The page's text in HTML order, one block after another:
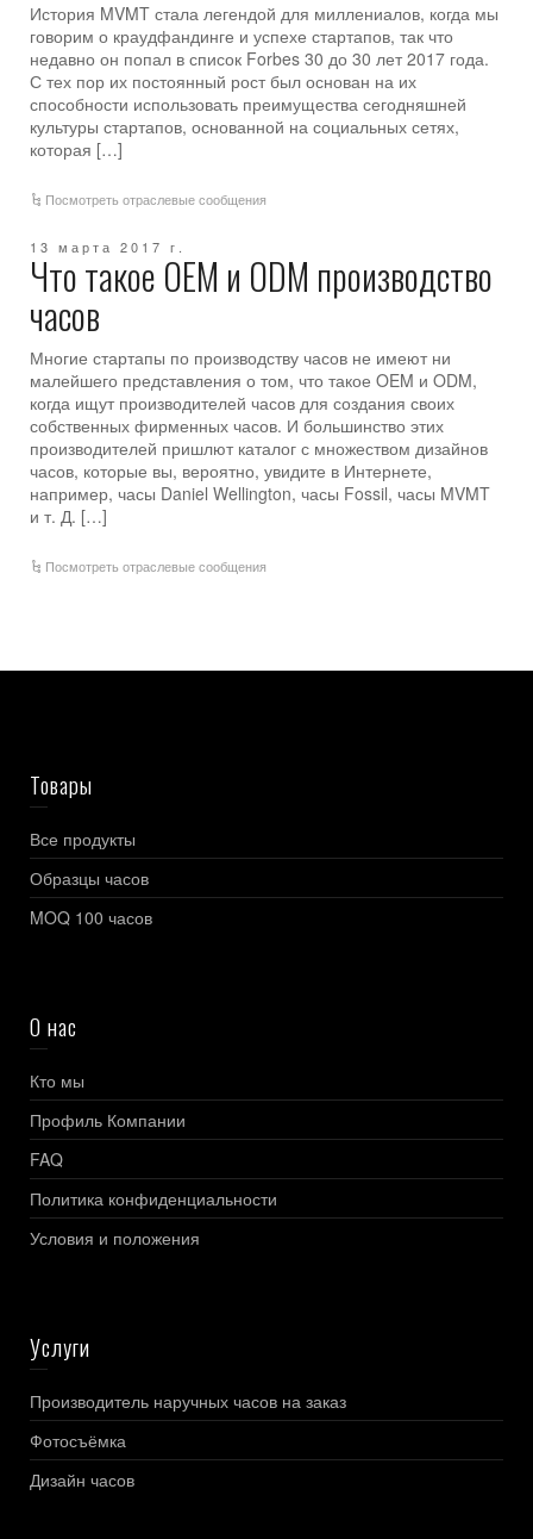
История MVMT стала легендой для миллениалов, когда мы
говорим о краудфандинге и успехе стартапов, так что
недавно он попал в список Forbes 30 до 30 лет 2017 года.
С тех пор их постоянный рост был основан на их
способности использовать преимущества сегодняшней
культуры стартапов, основанной на социальных сетях,
которая […]
Посмотреть отраслевые сообщения
13 марта 2017 г.
Что такое OEM и ODM производство
часов
Многие стартапы по производству часов не имеют ни
малейшего представления о том, что такое OEM и ODM,
когда ищут производителей часов для создания своих
собственных фирменных часов. И большинство этих
производителей пришлют каталог с множеством дизайнов
часов, которые вы, вероятно, увидите в Интернете,
например, часы Daniel Wellington, часы Fossil, часы MVMT
и т. Д. […]
Посмотреть отраслевые сообщения
Товары
Все продукты
Образцы часов
MOQ 100 часов
О нас
Кто мы
Профиль Компании
FAQ
Политика конфиденциальности
Условия и положения
Услуги
Производитель наручных часов на заказ
Фотосъёмка
Дизайн часов